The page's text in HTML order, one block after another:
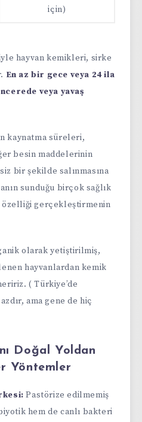
için)
hayvan kemikleri, sirke
En az bir gece veya 24 ila
veya yavaş
kaynatma süreleri,
besin maddelerinin
bir şekilde salınmasına
sunduğu birçok sağlık
özelliği gerçekleştirmenin
olarak yetiştirilmiş,
hayvanlardan kemik
( Türkiye’de
ama gene de hiç
Doğal Yoldan
Yöntemler
Pastörize edilmemiş
hem de canlı bakteri